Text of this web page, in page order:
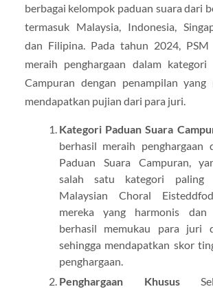
berbagai kelompok paduan suara dari
termasuk Malaysia, Indonesia,
dan Filipina. Pada tahun 2024,
meraih penghargaan dalam kategori
Campuran dengan penampilan yang
mendapatkan pujian dari para juri.
Kategori Paduan Suara
berhasil meraih penghargaan
Paduan Suara Campuran,
salah satu kategori paling
Malaysian Choral
mereka yang harmonis dan
berhasil memukau para juri
sehingga mendapatkan skor
penghargaan.
Penghargaan Khusus